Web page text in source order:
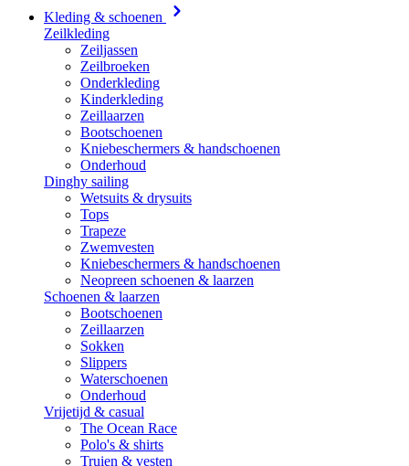
Kleding & schoenen
Zeilkleding
Zeiljassen
Zeilbroeken
Onderkleding
Kinderkleding
Zeillaarzen
Bootschoenen
Kniebeschermers & handschoenen
Onderhoud
Dinghy sailing
Wetsuits & drysuits
Tops
Trapeze
Zwemvesten
Kniebeschermers & handschoenen
Neopreen schoenen & laarzen
Schoenen & laarzen
Bootschoenen
Zeillaarzen
Sokken
Slippers
Waterschoenen
Onderhoud
Vrijetijd & casual
The Ocean Race
Polo's & shirts
Truien & vesten